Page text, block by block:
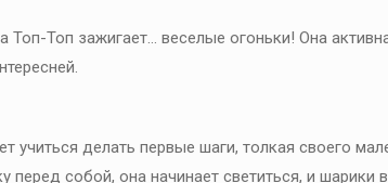
Топ зажигает… веселые огоньки! Она
учиться делать первые шаги, толкая своего
перед собой, она начинает светиться, и шарики